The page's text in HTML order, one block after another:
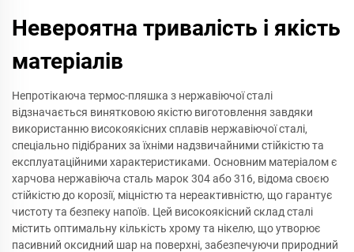
Невероятна тривалість і якість
матеріалів
Непротікаюча термос-пляшка з нержавіючої сталі
відзначається винятковою якістю виготовлення завдяки
використанню високоякісних сплавів нержавіючої сталі,
спеціально підібраних за їхніми надзвичайними стійкістю та
експлуатаційними характеристиками. Основним матеріалом є
харчова нержавіюча сталь марок 304 або 316, відома своєю
стійкістю до корозії, міцністю та нереактивністю, що гарантує
чистоту та безпеку напоїв. Цей високоякісний склад сталі
містить оптимальну кількість хрому та нікелю, що утворює
пасивний оксидний шар на поверхні, забезпечуючи природний